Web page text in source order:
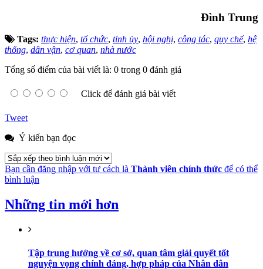
Đình Trung
Tags: thực hiện, tổ chức, tỉnh ủy, hội nghị, công tác, quy chế, hệ
thống, dân vận, cơ quan, nhà nước
Tổng số điểm của bài viết là: 0 trong 0 đánh giá
Click để đánh giá bài viết
Tweet
Ý kiến bạn đọc
Bạn cần đăng nhập với tư cách là Thành viên chính thức để có thể
bình luận
Những tin mới hơn
Tập trung hướng về cơ sở, quan tâm giải quyết tốt
nguyện vọng chính đáng, hợp pháp của Nhân dân